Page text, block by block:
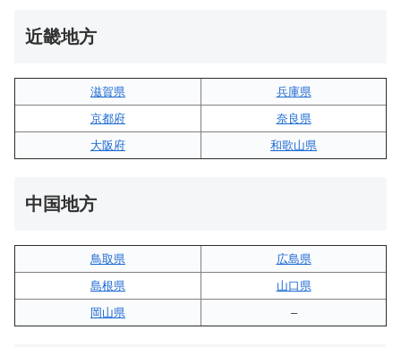
近畿地方
滋賀県
兵庫県
京都府
奈良県
大阪府
和歌山県
中国地方
鳥取県
広島県
島根県
山口県
岡山県
–